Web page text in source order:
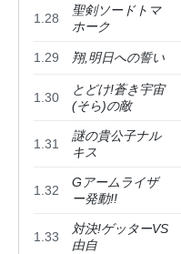
1.28
聖剣ソードトマ
ホーク
1.29 翔,明日への誓い
1.30
とどけ!蒼き宇宙
(そら)の敵
1.31
謎の貴公子ナル
キス
1.32
Gアームライザ
ー発動!!
1.33
対決!ゲッターVS
由自